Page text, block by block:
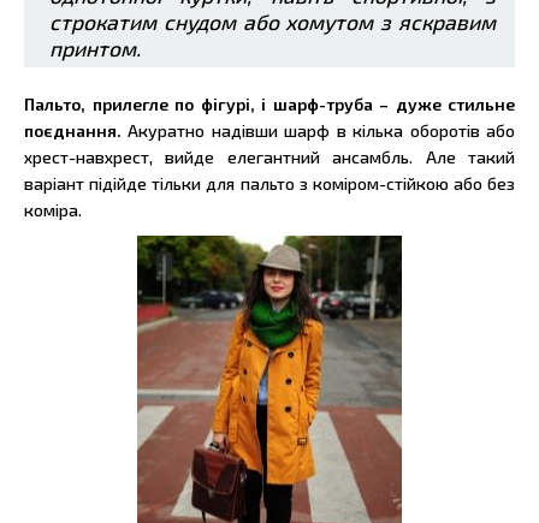
строкатим снудом або хомутом з яскравим
принтом.
Пальто, прилегле по фігурі, і шарф-труба – дуже стильне
поєднання.Акуратно надівши шарф в кілька оборотів або
хрест-навхрест, вийде елегантний ансамбль. Але такий
варіант підійде тільки для пальто з коміром-стійкою або без
коміра.